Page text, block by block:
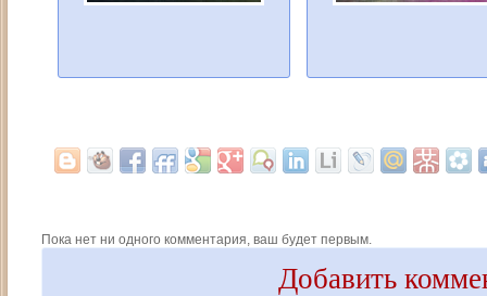
Пока нет ни одного комментария, ваш будет первым.
Добавить